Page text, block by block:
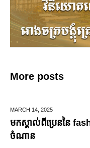
More posts
MARCH 14, 2025
មកស្គាល់ពីប្រេននៃ​
ចំណាន